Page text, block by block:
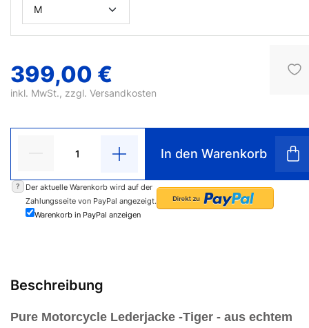
399,00 €
inkl. MwSt., zzgl. Versandkosten
In den Warenkorb
?
Der aktuelle Warenkorb wird auf der
Zahlungsseite von PayPal angezeigt.
Warenkorb in PayPal anzeigen
Beschreibung
Pure Motorcycle Lederjacke -Tiger - aus echtem